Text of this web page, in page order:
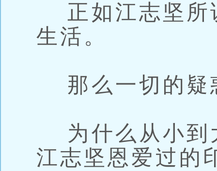
正如江志坚所
生活。
那么一切的疑
为什么从小到
江志坚恩爱过的